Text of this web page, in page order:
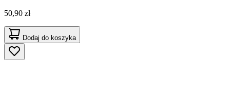
50,90 zł
Dodaj do koszyka